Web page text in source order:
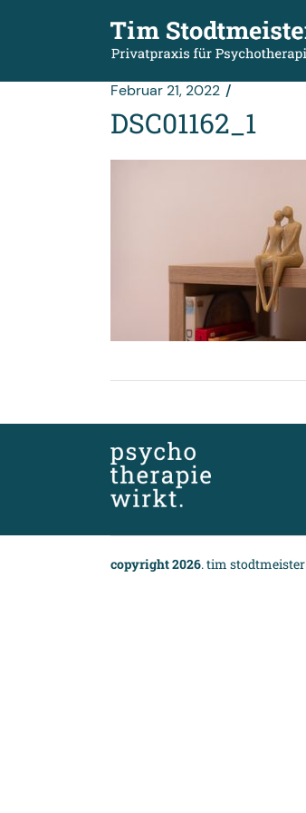
Februar 21, 2022
DSC01162_1
copyright 2026. tim stodtmeister